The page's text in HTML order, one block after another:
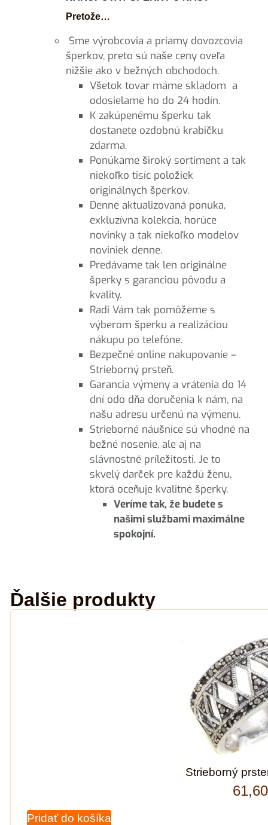
Pretože…
Sme výrobcovia a priamy dovozcovia
šperkov, preto sú naše ceny oveľa
nižšie ako v bežných obchodoch.
Všetok tovar máme skladom a
odosielame ho do 24 hodín.
K zakúpenému šperku tak
dostanete ozdobnú krabičku
zdarma.
Ponúkame široký sortiment a tak
niekoľko tisíc položiek
originálnych šperkov.
Denne aktualizovaná ponuka,
exkluzívna kolekcia, horúce
novinky a tak niekoľko modelov
noviniek denne.
Predávame tak len originálne
šperky s garanciou pôvodu a
kvality.
Radi Vám tak pomôžeme s
výberom šperku a realizáciou
nákupu po telefóne.
Bezpečné online nakupovanie –
Strieborný prsteň.
Garancia výmeny a vrátenia do 14
dní odo dňa doručenia k nám, na
našu adresu určenú na výmenu.
Strieborné náušnice sú vhodné na
bežné nosenie, ale aj na
slávnostné príležitosti. Je to
skvelý darček pre každú ženu,
ktorá oceňuje kvalitné šperky.
Veríme tak, že budete s
našimi službami maximálne
spokojní.
Ďalšie produkty
Strieborný
Pridať do košíka